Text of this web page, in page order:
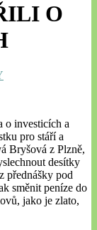
O
o investicích a
pro stáří a
Bryšová z Plzně,
desítky
přednášky pod
směnit peníze do
jako je zlato,